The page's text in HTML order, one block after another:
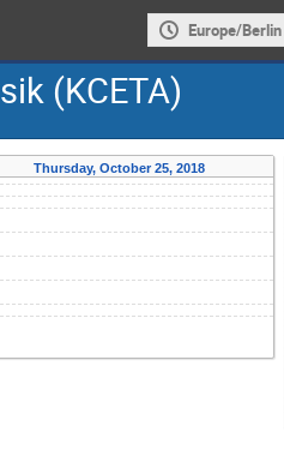
Europe/Berlin
(KCETA)
Thursday, October 25, 2018